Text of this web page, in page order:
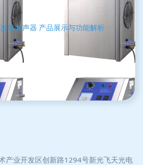
氧发声器 产品展示与功能解析
产业开发区创新路1294号新光飞天光电